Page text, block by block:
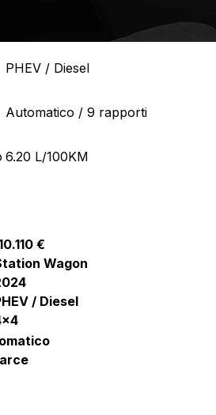
PHEV / Diesel
Automatico / 9 rapporti
6.20 L/100KM
€
Wagon
/ Diesel